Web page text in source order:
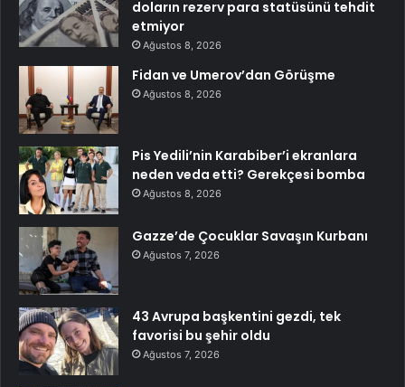
doların rezerv para statüsünü tehdit
etmiyor
Ağustos 8, 2026
Fidan ve Umerov’dan Görüşme
Ağustos 8, 2026
Pis Yedili’nin Karabiber’i ekranlara
neden veda etti? Gerekçesi bomba
Ağustos 8, 2026
Gazze’de Çocuklar Savaşın Kurbanı
Ağustos 7, 2026
43 Avrupa başkentini gezdi, tek
favorisi bu şehir oldu
Ağustos 7, 2026